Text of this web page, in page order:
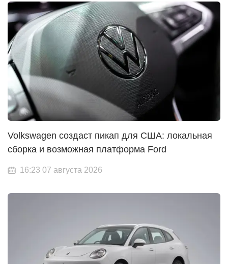
Volkswagen создаст пикап для США: локальная
сборка и возможная платформа Ford
16:23 07 августа 2026